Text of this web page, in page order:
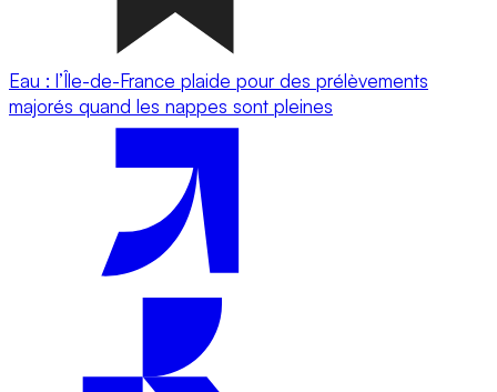
Eau : l’Île-de-France plaide pour des prélèvements
majorés quand les nappes sont pleines